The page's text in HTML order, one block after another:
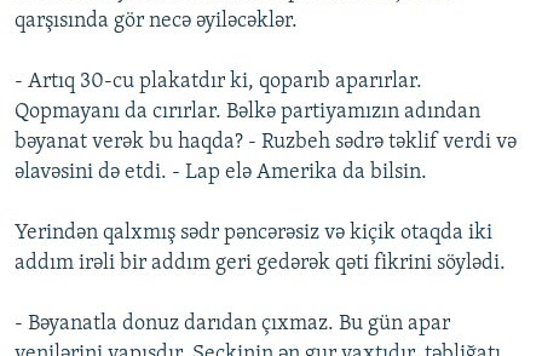
qarşısında gör necə əyiləcəklər.
- Artıq 30-cu plakatdır ki, qoparıb aparırlar.
Qopmayanı da cırırlar. Bəlkə partiyamızın adından
bəyanat verək bu haqda? - Ruzbeh sədrə təklif verdi və
əlavəsini də etdi. - Lap elə Amerika da bilsin.
Yerindən qalxmış sədr pəncərəsiz və kiçik otaqda iki
addım irəli bir addım geri gedərək qəti fikrini söylədi.
- Bəyanatla donuz darıdan çıxmaz. Bu gün apar